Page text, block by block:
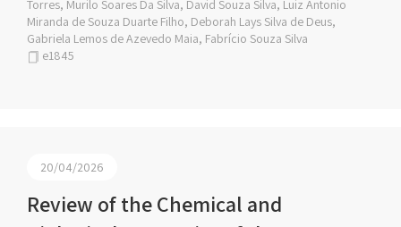
Torres, Murilo Soares Da Silva, David Souza Silva, Luiz Antonio
Miranda de Souza Duarte Filho, Deborah Lays Silva de Deus,
Gabriela Lemos de Azevedo Maia, Fabrício Souza Silva
e1845
20/04/2026
Review of the Chemical and